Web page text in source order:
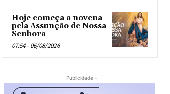
Hoje começa a novena
pela Assunção de Nossa
Senhora
07:54 - 06/08/2026
- Publicidade -